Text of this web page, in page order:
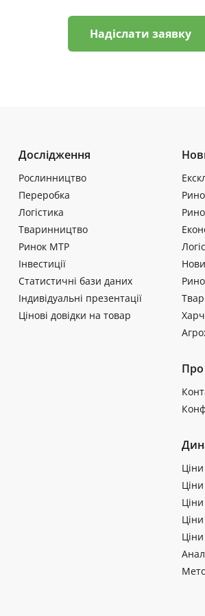
Надіслати заявку
Дослідження
Рослинництво
Переробка
Логістика
Тваринництво
Ринок МТР
Інвестиції
Статистичні бази даних
Індивідуальні презентації
Цінові довідки на товар